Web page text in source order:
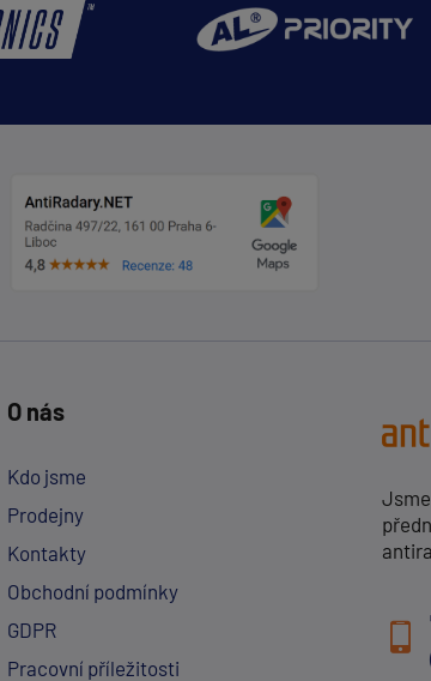
O nás
Kdo jsme
Prodejny
Kontakty
Obchodní podmínky
GDPR
Pracovní příležitosti